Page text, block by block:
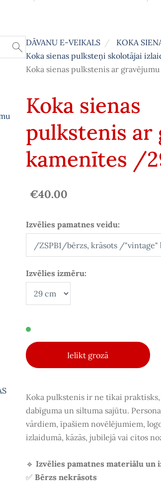
DĀVANU E-VEIKALS
KOKA
Koka sienas pulksteņi skolotājai
Koka sienas pulkstenis ar
Koka sienas
pulkstenis ar
kamenītes /
€40.00
Izvēlies pamatnes veidu:
Izvēlies izmēru:
Ielikt grozā
Koka pulkstenis ir ne tikai
dabīguma un siltuma sajūtu.
vārdiem, īpašiem novēlējumiem,
izlaidumā, kāzās, jubilejā vai citos
🔹 Izvēlies pamatnes materiālu un
✅ Bērzs nekrāsots